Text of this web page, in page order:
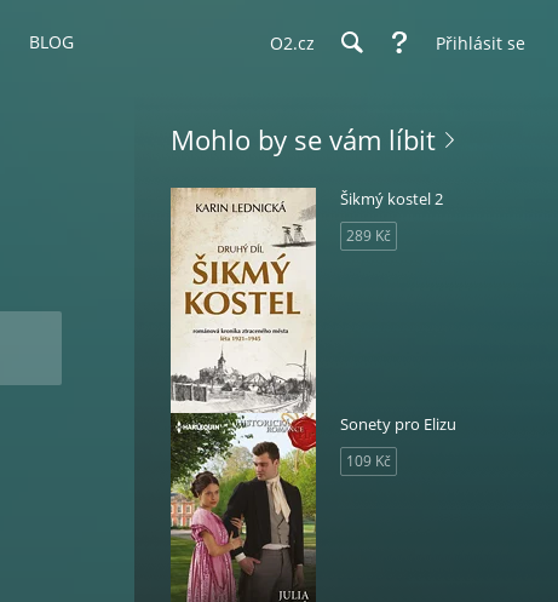
BLOG O2.cz Přihlásit se
Mohlo by se vám líbit
Šikmý kostel 2
289 Kč
Sonety pro Elizu
109 Kč